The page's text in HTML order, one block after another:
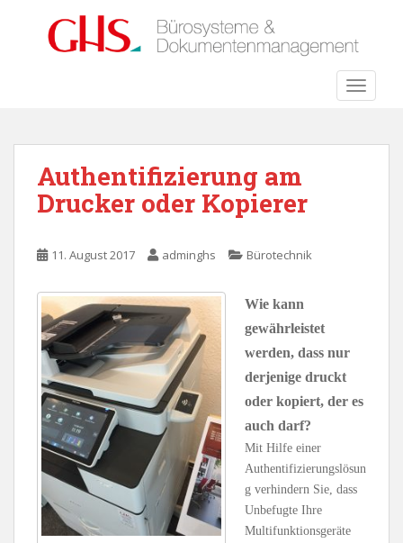
Authentifizierung am
Drucker oder Kopierer
11. August 2017 adminghs Bürotechnik
Wie kann
gewährleistet
werden, dass nur
derjenige druckt
oder kopiert, der es
auch darf?
Mit Hilfe einer
Authentifizierungslösun
g verhindern Sie, dass
Unbefugte Ihre
Multifunktionsgeräte